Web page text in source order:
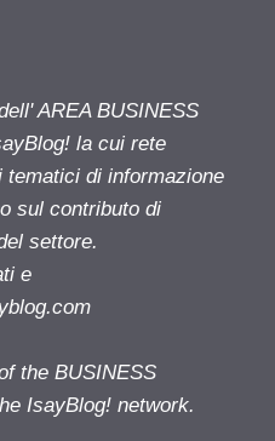
AREA BUSINESS
la cui rete
di informazione
sul contributo di
settore.
e
the BUSINESS
IsayBlog! network.